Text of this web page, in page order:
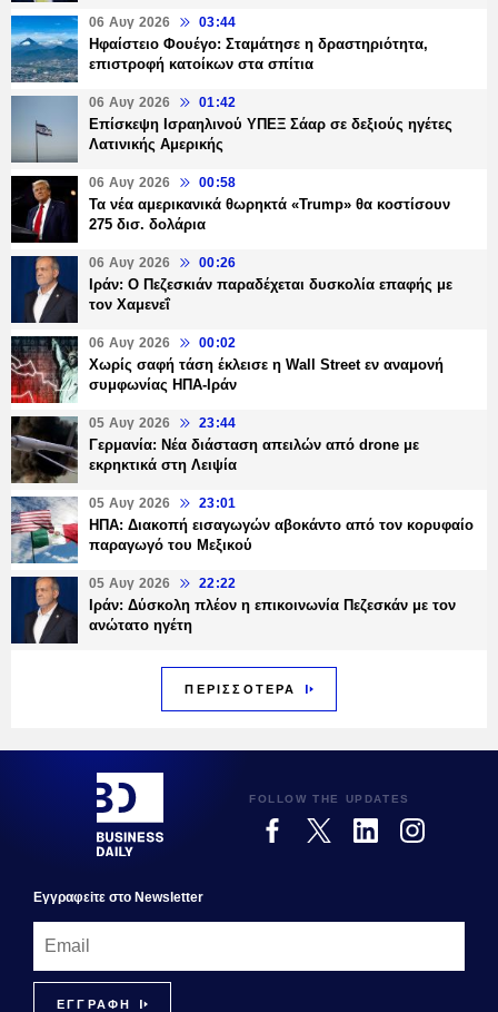
06 Αυγ 2026 03:44
Ηφαίστειο Φουέγο: Σταμάτησε η δραστηριότητα,
επιστροφή κατοίκων στα σπίτια
06 Αυγ 2026 01:42
Επίσκεψη Ισραηλινού ΥΠΕΞ Σάαρ σε δεξιούς ηγέτες
Λατινικής Αμερικής
06 Αυγ 2026 00:58
Τα νέα αμερικανικά θωρηκτά «Trump» θα κοστίσουν
275 δισ. δολάρια
06 Αυγ 2026 00:26
Ιράν: Ο Πεζεσκιάν παραδέχεται δυσκολία επαφής με
τον Χαμενεΐ
06 Αυγ 2026 00:02
Χωρίς σαφή τάση έκλεισε η Wall Street εν αναμονή
συμφωνίας ΗΠΑ-Ιράν
05 Αυγ 2026 23:44
Γερμανία: Νέα διάσταση απειλών από drone με
εκρηκτικά στη Λειψία
05 Αυγ 2026 23:01
ΗΠΑ: Διακοπή εισαγωγών αβοκάντο από τον κορυφαίο
παραγωγό του Μεξικού
05 Αυγ 2026 22:22
Ιράν: Δύσκολη πλέον η επικοινωνία Πεζεσκάν με τον
ανώτατο ηγέτη
ΠΕΡΙΣΣΟΤΕΡΑ
FOLLOW THE UPDATES
Εγγραφεiτε στο Newsletter